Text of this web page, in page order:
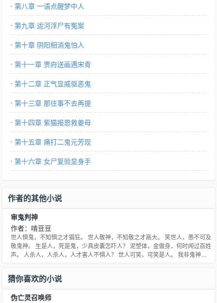
第八章 一语点醒梦中人
第九章 运河浮尸有冤案
第十章 阴阳相消鬼怕人
第十一章 贾府送画遇宋青
第十二章 正气显威驱恶鬼
第十三章 那往事不去再提
第十四章 紫猫报恩救姜母
第十五章 痛打二鬼元芳现
第十六章 女尸复验显身手
作者的其他小说
审鬼判神
作者：啃豆豆
世人惧鬼，不知惧之才猖狂。 世人敬神，不知敬之才高大。 笑世人，愚不可及
敬鬼神。 生是人，死是鬼，少具皮囊怎吓人？ 泥塑体，金做身，何时闻过百姓
声。 人杀人，人杀人，人才害人不惧人？ 世人可笑，可笑是人。 我非鬼神，
猜你喜欢的小说
伪亡灵召唤师